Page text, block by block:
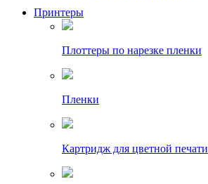
Принтеры
Плоттеры по нарезке пленки
Пленки
Картридж для цветной печати